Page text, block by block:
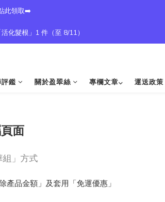
此領取➡️
化髮根」1 件（至 8/11）
鑑 關於盈翠絲 專欄文章⌵ 運送政策
面
組」方式
產品金額」及套用「免運優惠」